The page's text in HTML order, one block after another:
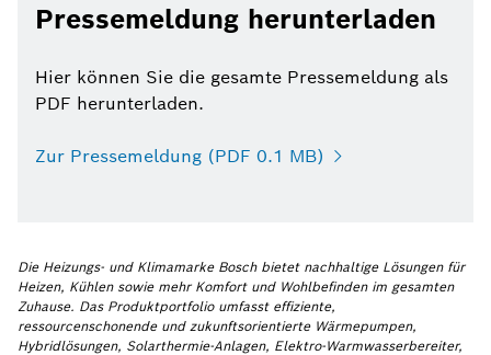
Pressemeldung herunterladen
Hier können Sie die gesamte Pressemeldung als
PDF herunterladen.
Zur Pressemeldung (PDF 0.1 MB)
Die Heizungs- und Klimamarke Bosch bietet nachhaltige Lösungen für
Heizen, Kühlen sowie mehr Komfort und Wohlbefinden im gesamten
Zuhause. Das Produktportfolio umfasst effiziente,
ressourcenschonende und zukunftsorientierte Wärmepumpen,
Hybridlösungen, Solarthermie-Anlagen, Elektro-Warmwasserbereiter,